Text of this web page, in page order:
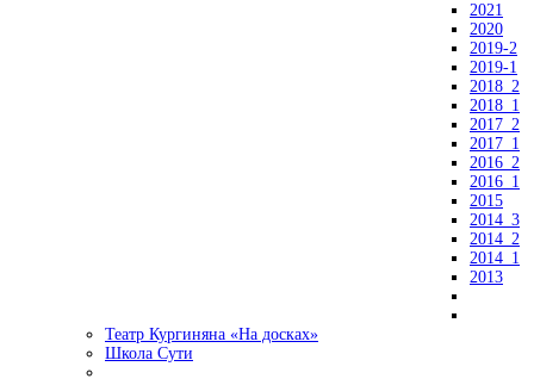
2021
2020
2019-2
2019-1
2018_2
2018_1
2017_2
2017_1
2016_2
2016_1
2015
2014_3
2014_2
2014_1
2013
Театр Кургиняна «На досках»
Школа Сути